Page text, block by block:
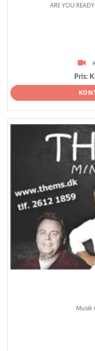
ARE YOU
Pris:
ProArtist
Musik